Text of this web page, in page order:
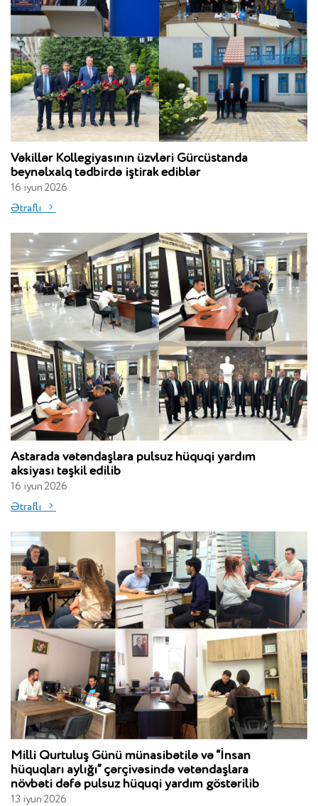
Vəkillər Kollegiyasının üzvləri Gürcüstanda
beynəlxalq tədbirdə iştirak ediblər
16 iyun 2026
Ətraflı
Astarada vətəndaşlara pulsuz hüquqi yardım
aksiyası təşkil edilib
16 iyun 2026
Ətraflı
Milli Qurtuluş Günü münasibətilə və “İnsan
hüquqları aylığı” çərçivəsində vətəndaşlara
növbəti dəfə pulsuz hüquqi yardım göstərilib
13 iyun 2026